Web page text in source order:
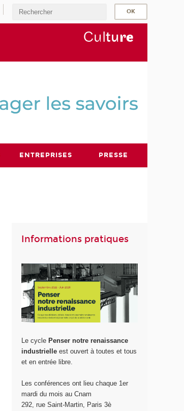
Culture
ENTREPRISES PRESSE
Informations pratiques
Le cycle Penser notre renaissance
industrielleest ouvert à toutes et tous
et en entrée libre.
Les conférences ont lieu chaque 1er
mardi du mois au Cnam
292, rue Saint-Martin, Paris 3è